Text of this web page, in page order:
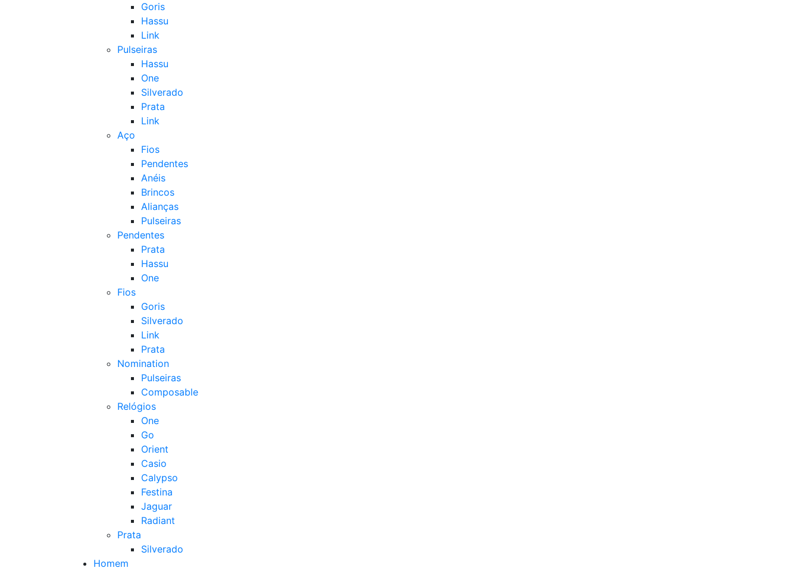
Goris
Hassu
Link
Pulseiras
Hassu
One
Silverado
Prata
Link
Aço
Fios
Pendentes
Anéis
Brincos
Alianças
Pulseiras
Pendentes
Prata
Hassu
One
Fios
Goris
Silverado
Link
Prata
Nomination
Pulseiras
Composable
Relógios
One
Go
Orient
Casio
Calypso
Festina
Jaguar
Radiant
Prata
Silverado
Homem